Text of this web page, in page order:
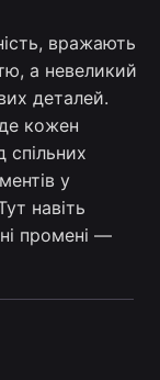
вражають
а невеликий
деталей.
кожен
спільних
у
навіть
промені —